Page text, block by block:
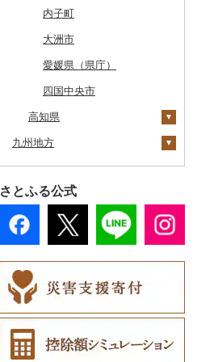
根室市
三笠市
東川町
厚真町
奥尻町
網走市
浦河町
広尾町
中札内村
滝川市
比布町
鶴居村
苫前町
五所川原市
平川市
蓬田村
中泊町
外ヶ浜町
つがる市
弘前市
鰺ヶ沢町
むつ市
田舎館村
三沢市
岩手県（県庁）
一関市
久慈市
西和賀町
北上市
平泉町
洋野町
大船渡市
山田町
大槌町
多賀城市
宮城県（県庁）
亘理町
蔵王町
女川町
気仙沼市
美里町
松島町
大和町
大郷町
仙台市
角田市
東成瀬村
五城目町
北秋田市
八峰町
鹿角市
大仙市
八郎潟町
飯豊町
鮭川村
大蔵村
山辺町
戸沢村
舟形町
最上町
真室川町
寒河江市
西川町
山形市
大江町
いわき市
南会津町
田村市
磐梯町
三春町
本宮市
柳津町
鮫川村
福島市
新地町
三島町
矢吹町
ひたちなか市
龍ケ崎市
守谷市
常陸大宮市
笠間市
行方市
結城市
城里町
水戸市
鉾田市
石岡市
坂東市
那須町
鹿沼市
下野市
益子町
芳賀町
野木町
館林市
伊勢崎市
東吾妻町
前橋市
藤岡市
邑楽町
板倉町
嬬恋村
草津町
高崎市
大泉町
中之条町
東秩父村
横瀬町
三芳町
幸手市
日高市
蓮田市
川越市
宮代町
吉見町
東松山市
志木市
桶川市
八街市
東金市
九十九里町
いすみ市
東庄町
館山市
大網白里市
一宮町
佐倉市
木更津市
野田市
鴨川市
あきる野市
中野区
荒川区
北区
多摩市
稲城市
世田谷区
日の出町
板橋区
渋谷区
新宿区
青梅市
小田原市
湯河原町
秦野市
綾瀬市
横須賀市
三浦市
大磯町
箱根町
横浜市
茅ヶ崎市
厚木市
相模原市
阿賀野市
津南町
新潟県（県庁）
柏崎市
村上市
妙高市
聖籠町
刈羽村
湯沢町
新潟市
加賀市
北杜市
鳴沢村
西桂町
身延町
早川町
南部町
昭和町
甲府市
甲州市
丹波山村
川上村
信濃町
南牧村
伊那市
立科町
東御市
中野市
豊丘村
売木村
小諸市
箕輪町
王滝村
輪之内町
神戸町
瑞浪市
中津川市
高山市
郡上市
白川村
御嵩町
海津市
関ケ原町
笠松町
土岐市
焼津市
富士宮市
河津町
袋井市
熱海市
掛川市
伊豆の国市
小山町
森町
川根本町
御前崎市
西伊豆町
幸田町
碧南市
岡崎市
愛知県（県庁）
蒲郡市
東郷町
犬山市
弥富市
東海市
新城市
瀬戸市
半田市
大台町
尾鷲市
三重県（県庁）
津市
名張市
東員町
玉城町
京丹波町
京都府（府庁）
大山崎町
精華町
南山城村
京都市
舞鶴市
和束町
八幡市
京田辺市
泉大津市
池田市
守口市
富田林市
松原市
柏原市
羽曳野市
大阪府（府庁）
吹田市
河南町
高槻市
箕面市
丹波市
豊岡市
加東市
稲美町
養父市
南あわじ市
洲本市
猪名川町
尼崎市
加西市
淡路市
香美町
下北山村
大和高田市
川西町
川上村
斑鳩町
平群町
黒滝村
御所市
上牧町
明日香村
奈良市
野迫川村
古座川町
新宮市
太地町
日高川町
紀の川市
上富田町
白浜町
由良町
すさみ町
日高町
印南町
みなべ町
日吉津村
和気町
井原市
備前市
総社市
新庄村
高梁市
勝央町
倉敷市
矢掛町
鏡野町
海田町
三次市
府中町
三原市
安芸高田市
和木町
上勝町
石井町
小松島市
松茂町
佐那河内村
北島町
吉野川市
坂出市
綾川町
丸亀市
内子町
大洲市
愛媛県（県庁）
四国中央市
高知県
香美市
馬路村
芸西村
須崎市
日高村
黒潮町
奈半利町
九州地方
福岡県
那珂川市
添田町
大刀洗町
苅田町
春日市
佐賀県
嬉野市
佐賀県（県庁）
江北町
多久市
長崎県
松浦市
諫早市
長与町
熊本県
湯前町
菊池市
大分県
九重町
竹田市
宮崎県
宮崎市
指宿市
沖縄県
さとふる公式